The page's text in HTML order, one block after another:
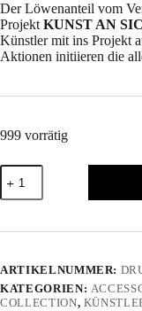
Der Löwenanteil vom
Projekt KUNST AN
Künstler mit ins Projekt
Aktionen initiieren die
999 vorrätig
"Kunst
an
sich"
Kappe
ARTIKELNUMMER:
KATEGORIEN:
COLLECTION,